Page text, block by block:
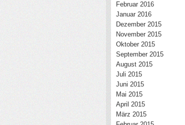
Februar 2016
Januar 2016
Dezember 2015
November 2015
Oktober 2015
September 2015
August 2015
Juli 2015
Juni 2015
Mai 2015
April 2015
März 2015